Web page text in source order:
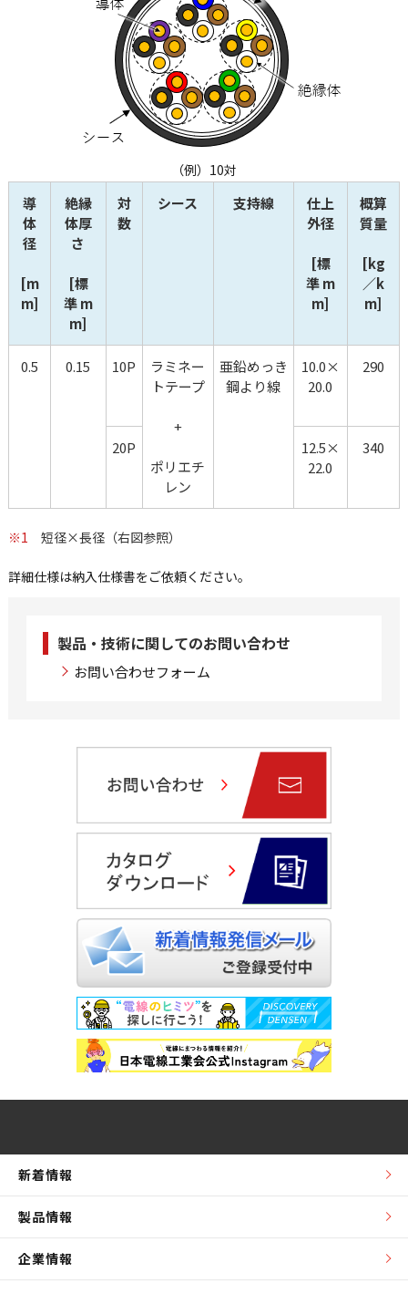
（例）10対
導
体
径
[m
m]
絶縁
体厚
さ
[標
準 m
m]
対
数
シース 支持線
仕上
外径
[標
準 m
m]
概算
質量
[kg
／k
m]
0.5 0.15 10P
ラミネー
トテープ
+
ポリエチ
レン
亜鉛めっき
鋼より線
10.0×
20.0
290
20P
12.5×
22.0
340
※1 短径×長径（右図参照）
詳細仕様は納入仕様書をご依頼ください。
製品・技術に関してのお問い合わせ
お問い合わせフォーム
新着情報
製品情報
企業情報